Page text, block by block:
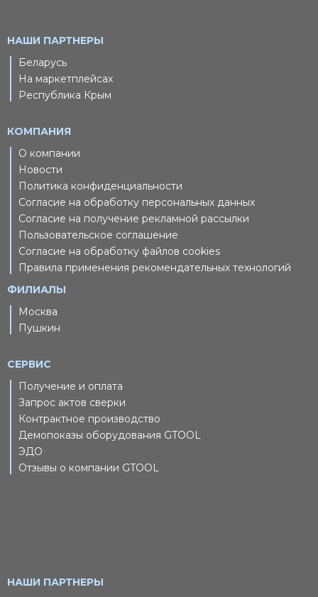
НАШИ ПАРТНЕРЫ
Беларусь
На маркетплейсах
Республика Крым
КОМПАНИЯ
О компании
Новости
Политика конфиденциальности
Согласие на обработку персональных данных
Согласие на получение рекламной рассылки
Пользовательское соглашение
Согласие на обработку файлов cookies
Правила применения рекомендательных технологий
ФИЛИАЛЫ
Москва
Пушкин
СЕРВИС
Получение и оплата
Запрос актов сверки
Контрактное производство
Демопоказы оборудования GTOOL
ЭДО
Отзывы о компании GTOOL
НАШИ ПАРТНЕРЫ